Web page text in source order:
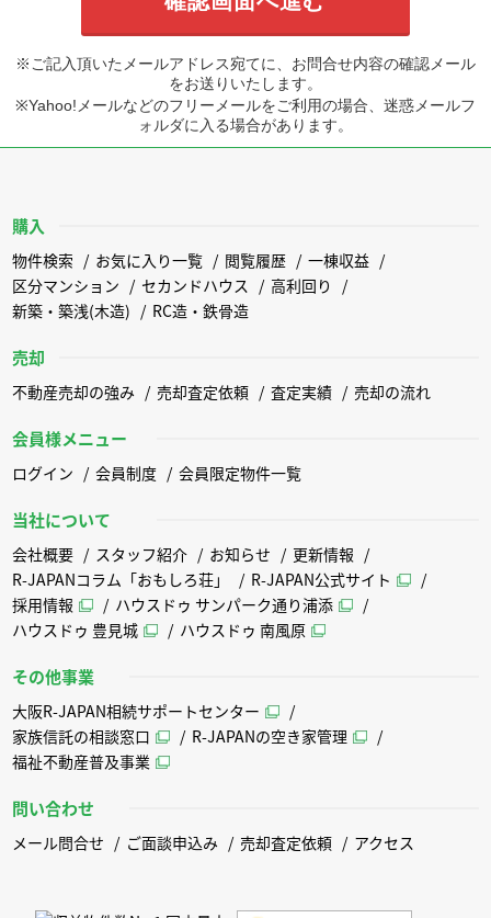
※ご記入頂いたメールアドレス宛てに、お問合せ内容の確認メール
をお送りいたします。
※Yahoo!メールなどのフリーメールをご利用の場合、迷惑メールフ
ォルダに入る場合があります。
購入
物件検索 お気に入り一覧 閲覧履歴
一棟収益
区分マンション
セカンドハウス
高利回り
新築・築浅(木造)
RC造・鉄骨造
売却
不動産売却の強み 売却査定依頼 査定実績 売却の流れ
会員様メニュー
ログイン 会員制度 会員限定物件一覧
当社について
会社概要 スタッフ紹介 お知らせ
更新情報
R-JAPANコラム「おもしろ荘」
R-JAPAN公式サイト
採用情報
ハウスドゥ サンパーク通り浦添
ハウスドゥ 豊見城
ハウスドゥ 南風原
その他事業
大阪R-JAPAN相続サポートセンター
家族信託の相談窓口
R-JAPANの空き家管理
福祉不動産普及事業
問い合わせ
メール問合せ ご面談申込み 売却査定依頼 アクセス